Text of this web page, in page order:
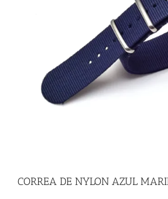
CORREA DE NYLON AZUL